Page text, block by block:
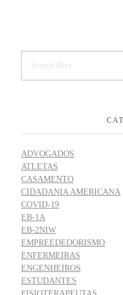
ADVOGADOS
ATLETAS
CASAMENTO
CIDADANIA AMERICANA
COVID-19
EB-1A
EB-2NIW
EMPREEDEDORISMO
ENFERMEIRAS
ENGENHEIROS
ESTUDANTES